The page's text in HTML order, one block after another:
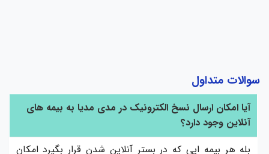
سوالات متداول
آیا امکان ارسال نسخ الکترونیک در مدی مدیا به بیمه های
آنلاین وجود دارد؟
بله هر بیمه ایی که در بستر آنلاین شدن قرار بگیرد امکان